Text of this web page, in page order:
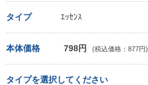
タイプ ｴｯｾﾝｽ
本体価格 798円 (税込価格：877円)
タイプを選択してください